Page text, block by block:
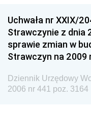
Dziennik
Dziennik
Dziennik
Dziennik
Uchwała nr XXIX/
Strawczynie z dnia
sprawie zmian w
Strawczyn na 2009
Dziennik Urzędowy
2006 nr 441 poz. 3164